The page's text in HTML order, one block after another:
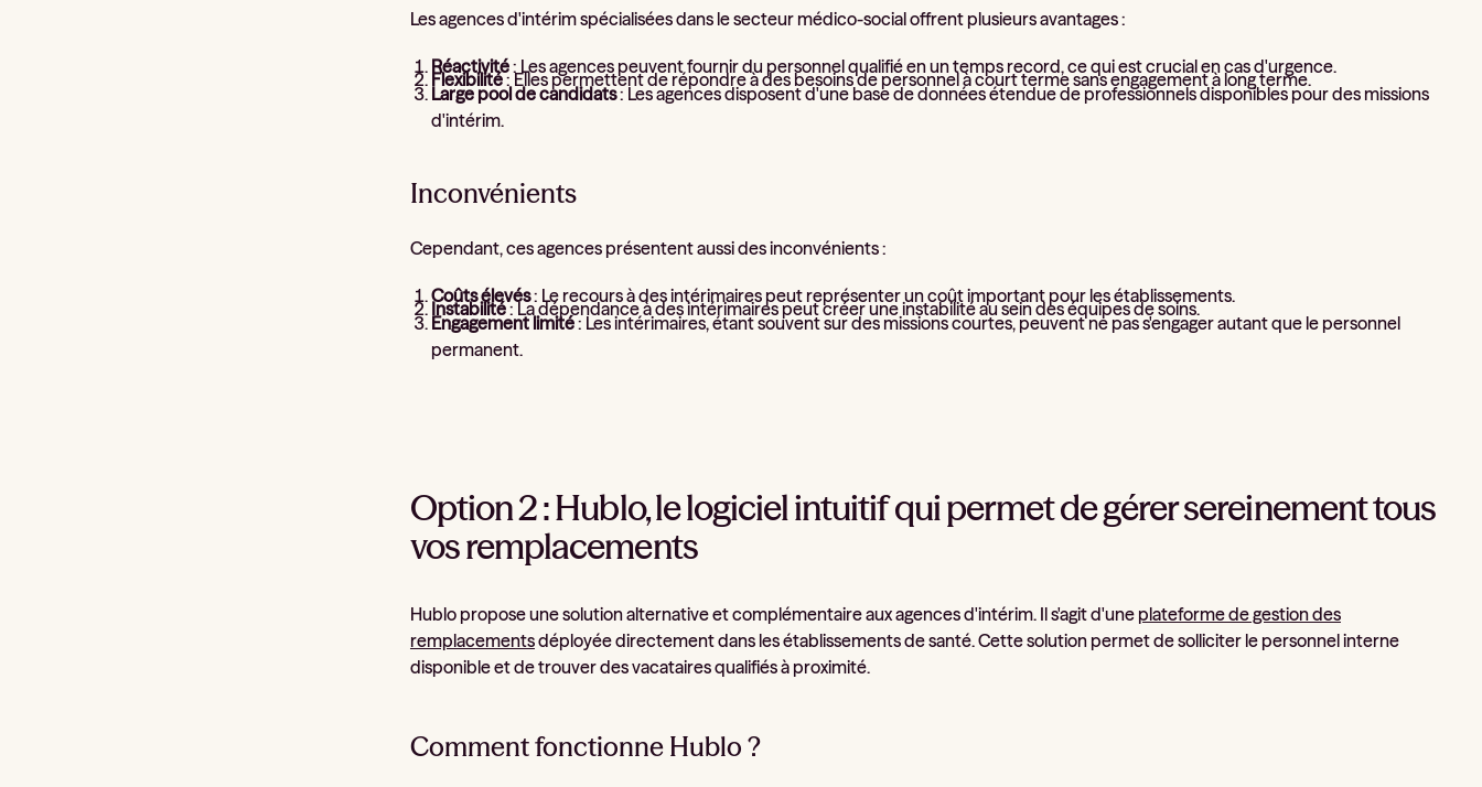
Les agences d'intérim spécialisées dans le secteur médico-social offrent plusieurs avantages :
Réactivité: Les agences peuvent fournir du personnel qualifié en un temps record, ce qui est crucial en cas d'urgence.
Flexibilité: Elles permettent de répondre à des besoins de personnel à court terme sans engagement à long terme.
Large pool de candidats: Les agences disposent d'une base de données étendue de professionnels disponibles pour des missions
d'intérim.
Inconvénients
Cependant, ces agences présentent aussi des inconvénients :
Coûts élevés: Le recours à des intérimaires peut représenter un coût important pour les établissements.
Instabilité: La dépendance à des intérimaires peut créer une instabilité au sein des équipes de soins.
Engagement limité: Les intérimaires, étant souvent sur des missions courtes, peuvent ne pas s'engager autant que le personnel
permanent.
Option 2 : Hublo, le logiciel intuitif qui permet de gérer sereinement tous
vos remplacements
Hublo propose une solution alternative et complémentaire aux agences d'intérim. Il s'agit d'une plateforme de gestion des
remplacementsdéployée directement dans les établissements de santé. Cette solution permet de solliciter le personnel interne
disponible et de trouver des vacataires qualifiés à proximité.
Comment fonctionne Hublo ?